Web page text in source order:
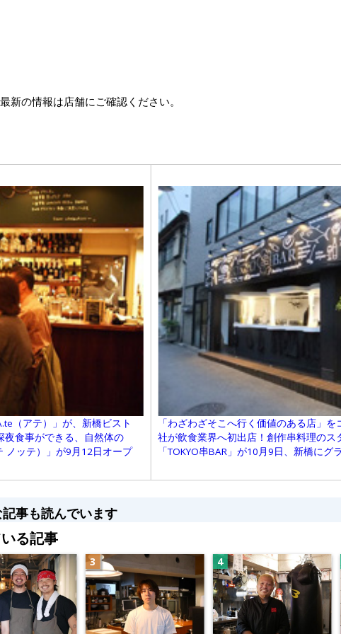
の情報は店舗にご確認ください。
（アテ）」が、新橋ビスト
夜食事ができる、自然体の
ノッテ）」が9月12日オープ
「わざわざそこへ行く価値のある店」
社が飲食業界へ初出店！創作串料理のス
「TOKYO串BAR」が10月9日、新橋にグ
事も読んでいます
る記事